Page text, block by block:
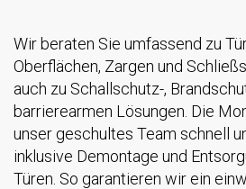
Wir beraten Sie umfassend zu
Oberflächen, Zargen und
auch zu Schallschutz-,
barrierearmen Lösungen. Die
unser geschultes Team schnell
inklusive Demontage und
Türen. So garantieren wir ein